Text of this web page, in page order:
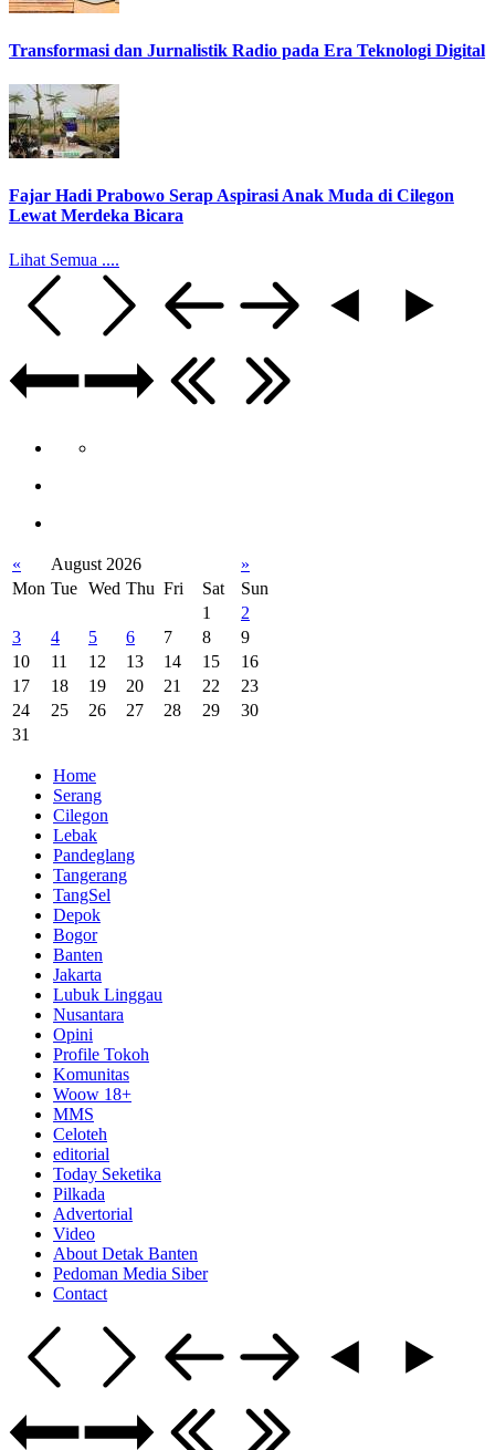
Transformasi dan Jurnalistik Radio pada Era Teknologi Digital
Fajar Hadi Prabowo Serap Aspirasi Anak Muda di Cilegon
Lewat Merdeka Bicara
Lihat Semua ....
« August 2026
»
Mon Tue Wed Thu Fri Sat
Sun
1
2
3
4 5 6 7 8
9
10
11 12 13 14 15
16
17
18 19 20 21 22
23
24
25 26 27 28 29
30
31
Home
Serang
Cilegon
Lebak
Pandeglang
Tangerang
TangSel
Depok
Bogor
Banten
Jakarta
Lubuk Linggau
Nusantara
Opini
Profile Tokoh
Komunitas
Woow 18+
MMS
Celoteh
editorial
Today Seketika
Pilkada
Advertorial
Video
About Detak Banten
Pedoman Media Siber
Contact